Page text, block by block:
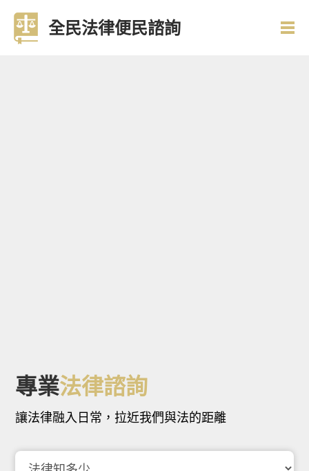
全民法律便民諮詢
專業法律諮詢
讓法律融入日常，拉近我們與法的距離